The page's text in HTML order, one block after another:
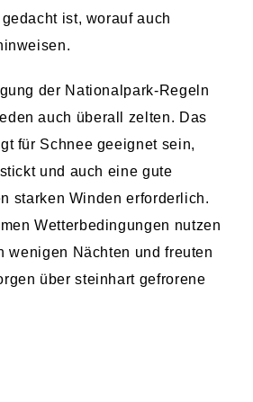
gedacht ist, worauf auch
der Nationalpark-Regeln
auch überall zelten. Das
für Schnee geeignet sein,
und auch eine gute
starken Winden erforderlich.
Wetterbedingungen nutzen
wenigen Nächten und freuten
über steinhart gefrorene